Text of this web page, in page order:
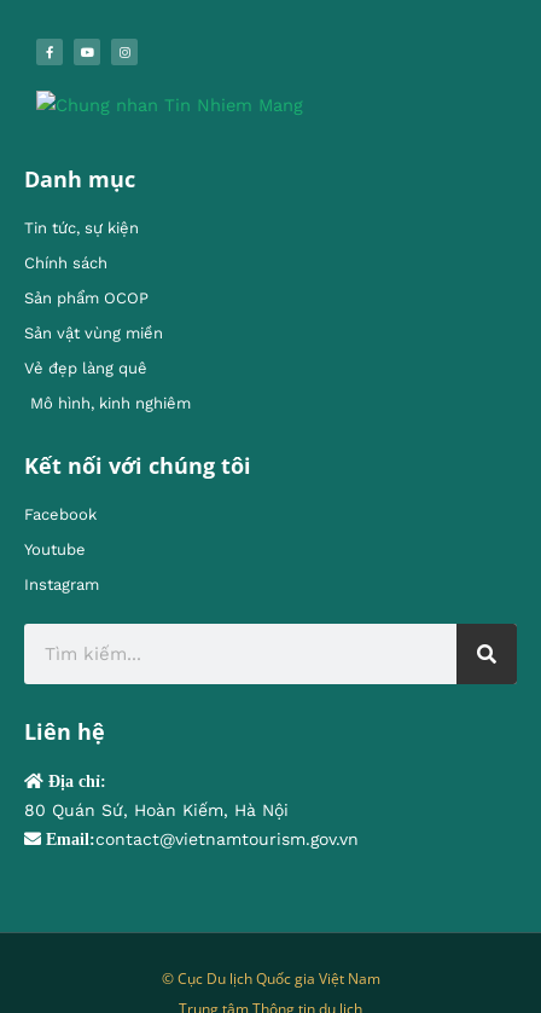
Danh mục
Tin tức, sự kiện
Chính sách
Sản phẩm OCOP
Sản vật vùng miền
Vẻ đẹp làng quê
Mô hình, kinh nghiêm
Kết nối với chúng tôi
Facebook
Youtube
Instagram
Liên hệ
Địa chỉ:
80 Quán Sứ, Hoàn Kiếm, Hà Nội
Email:contact@vietnamtourism.gov.vn
© Cục Du lịch Quốc gia Việt Nam
Trung tâm Thông tin du lịch